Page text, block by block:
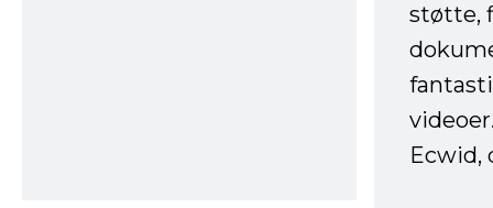
støtte,
Ecwid,